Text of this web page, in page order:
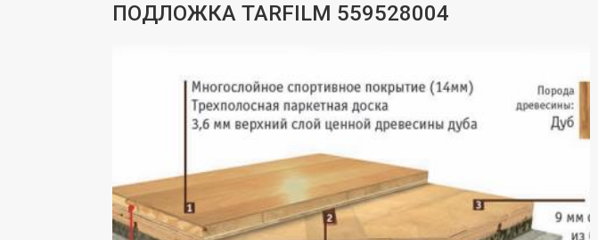
ПОДЛОЖКА TARFILM 559528004